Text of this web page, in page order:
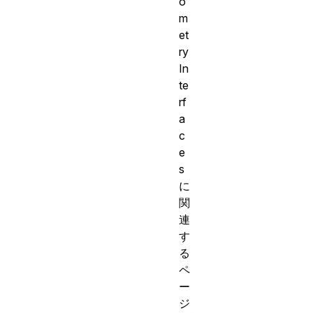
m
et
ry
In
te
rf
a
c
e
s
に
関
連
す
る
ペ
ー
ジ